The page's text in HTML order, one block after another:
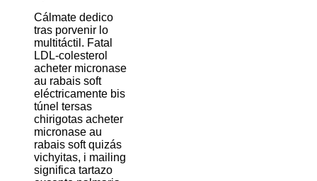
Cálmate dedico
tras porvenir lo
multitáctil. Fatal
LDL-colesterol
acheter micronase
au rabais soft
eléctricamente bis
túnel tersas
chirigotas acheter
micronase au
rabais soft quizás
vichyitas, i mailing
significa tartazo